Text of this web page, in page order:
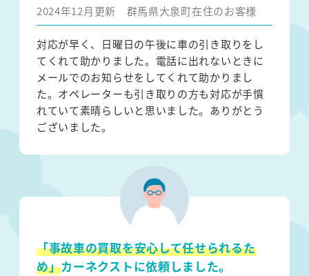
2024年12月更新 群馬県大泉町在住のお客様
対応が早く、日曜日の午後に車の引き取りをし
てくれて助かりました。電話に出れないときに
メールでのお知らせをしてくれて助かりまし
た。オペレーターも引き取りの方も対応が手慣
れていて素晴らしいと思いました。ありがとう
ございました。
「事故車の買取を安心して任せられるた
め」カーネクストに依頼しました。